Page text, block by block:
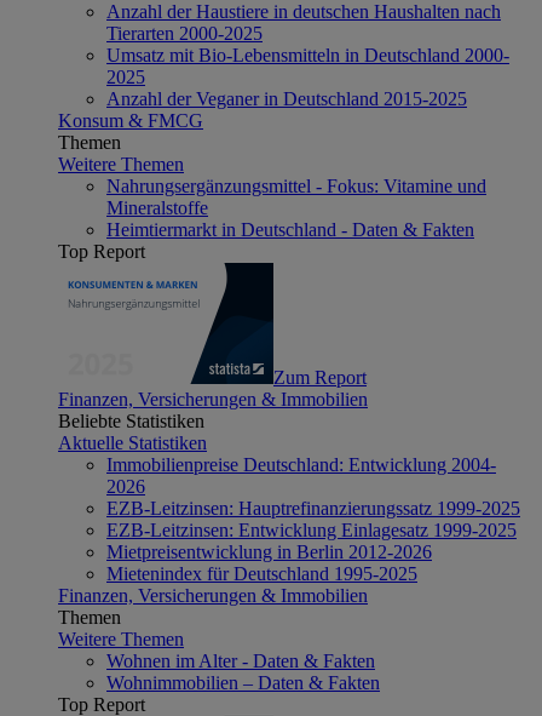
Anzahl der Haustiere in deutschen Haushalten nach
Tierarten 2000-2025
Umsatz mit Bio-Lebensmitteln in Deutschland 2000-
2025
Anzahl der Veganer in Deutschland 2015-2025
Konsum & FMCG
Themen
Weitere Themen
Nahrungsergänzungsmittel - Fokus: Vitamine und
Mineralstoffe
Heimtiermarkt in Deutschland - Daten & Fakten
Top Report
Zum Report
Finanzen, Versicherungen & Immobilien
Beliebte Statistiken
Aktuelle Statistiken
Immobilienpreise Deutschland: Entwicklung 2004-
2026
EZB-Leitzinsen: Hauptrefinanzierungssatz 1999-2025
EZB-Leitzinsen: Entwicklung Einlagesatz 1999-2025
Mietpreisentwicklung in Berlin 2012-2026
Mietenindex für Deutschland 1995-2025
Finanzen, Versicherungen & Immobilien
Themen
Weitere Themen
Wohnen im Alter - Daten & Fakten
Wohnimmobilien – Daten & Fakten
Top Report